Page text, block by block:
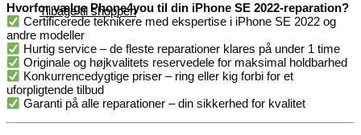
Tilbage til shoppen
Hvorfor vælge Phone4you til din iPhone SE 2022-reparation?
Certificerede teknikere med ekspertise i iPhone SE 2022 og
andre modeller
Hurtig service – de fleste reparationer klares på under 1 time
Originale og højkvalitets reservedele for maksimal holdbarhed
Konkurrencedygtige priser – ring eller kig forbi for et
uforpligtende tilbud
Garanti på alle reparationer – din sikkerhed for kvalitet